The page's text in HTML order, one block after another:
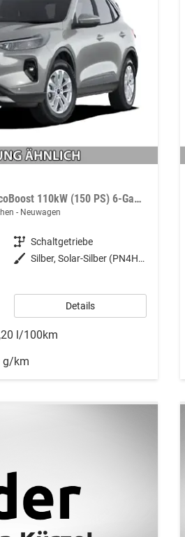
Titanium (Titanium) 1.5 EcoBoost 110kW (150 PS) 6-Gang Schaltgetriebe
Neuwagen
Getriebe Schaltgetriebe
Außenfarbe
Silber, Solar-Silber (PN4HS0)
Details
l/100km
g/km